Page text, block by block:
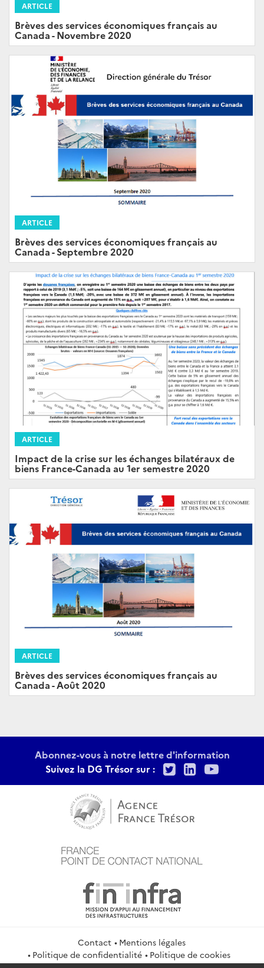
ARTICLE
Brèves des services économiques français au
Canada - Novembre 2020
ARTICLE
Brèves des services économiques français au
Canada - Septembre 2020
ARTICLE
Impact de la crise sur les échanges bilatéraux de
biens France-Canada au 1er semestre 2020
ARTICLE
Brèves des services économiques français au
Canada - Août 2020
Abonnez-vous à notre lettre d'information
Suivez la DG Trésor sur :
TwitterLinkedIn
Contact
Mentions légales
Politique de confidentialité
Politique de cookies